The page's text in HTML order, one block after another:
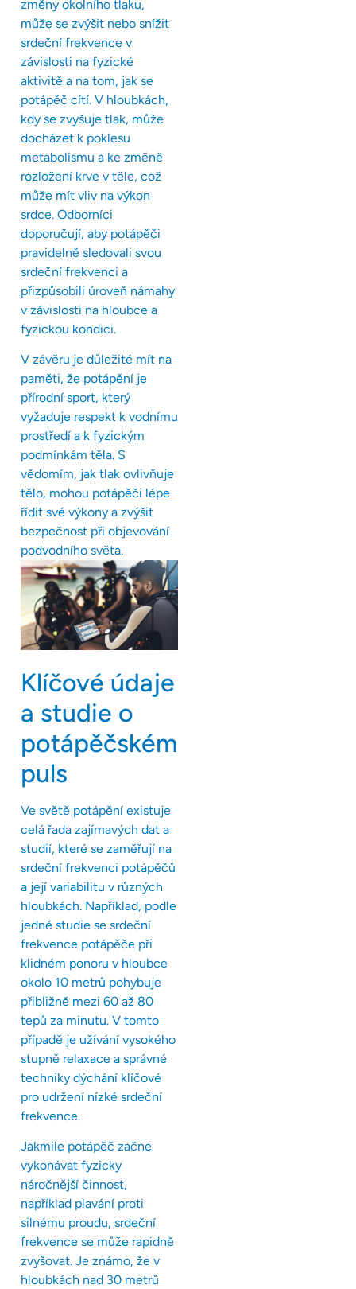
změny okolního tlaku,
může se zvýšit nebo snížit
srdeční frekvence v
závislosti na fyzické
aktivitě a na tom, jak se
potápěč cítí. V hloubkách,
kdy se zvyšuje tlak, může
docházet k poklesu
metabolismu a ke změně
rozložení krve v těle, což
může mít vliv na výkon
srdce. Odborníci
doporučují, aby potápěči
pravidelně sledovali svou
srdeční frekvenci a
přizpůsobili úroveň námahy
v závislosti na hloubce a
fyzickou kondici.
V závěru je důležité mít na
paměti, že potápění je
přírodní sport, který
vyžaduje respekt k vodnímu
prostředí a k fyzickým
podmínkám těla. S
vědomím, jak tlak ovlivňuje
tělo, mohou potápěči lépe
řídit své výkony a zvýšit
bezpečnost při objevování
podvodního světa.
Klíčové údaje
a studie o
potápěčském
puls
Ve světě potápění existuje
celá řada zajímavých dat a
studií, které se zaměřují na
srdeční frekvenci potápěčů
a její variabilitu v různých
hloubkách. Například, podle
jedné studie se srdeční
frekvence potápěče při
klidném ponoru v hloubce
okolo 10 metrů pohybuje
přibližně mezi 60 až 80
tepů za minutu. V tomto
případě je užívání vysokého
stupně relaxace a správné
techniky dýchání klíčové
pro udržení nízké srdeční
frekvence.
Jakmile potápěč začne
vykonávat fyzicky
náročnější činnost,
například plavání proti
silnému proudu, srdeční
frekvence se může rapidně
zvyšovat. Je známo, že v
hloubkách nad 30 metrů